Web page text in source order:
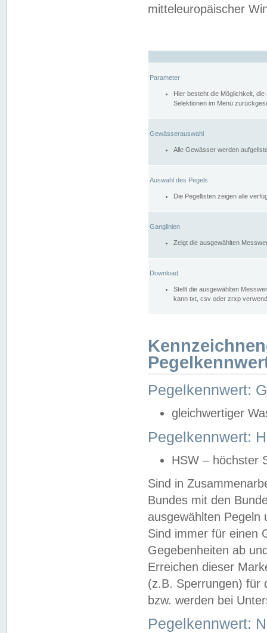
mitteleuropäischer
Parameter
Hier besteht die Möglichkeit,
Selektionen im Menü
Gewässerauswahl
Alle Gewässer werden
Auswahl des Pegels
Die Pegellisten zeigen alle
Ganglinien
Zeigt die ausgewählten
Download
Stellt die ausgewählten
kann txt, csv oder zrxp
Pegelkennwert:
gleichwertiger
Pegelkennwert:
HSW – höchster
Sind in
Bundes mit den
ausgewählten
Sind immer für einen
Gegebenheiten ab
Erreichen dieser
(z.B. Sperrungen) für
bzw. werden bei
Pegelkennwert: